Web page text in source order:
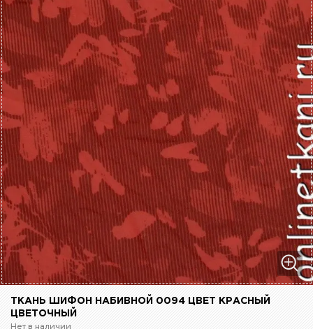
ТКАНЬ ШИФОН НАБИВНОЙ 0094 ЦВЕТ КРАСНЫЙ
ЦВЕТОЧНЫЙ
Нет в наличии